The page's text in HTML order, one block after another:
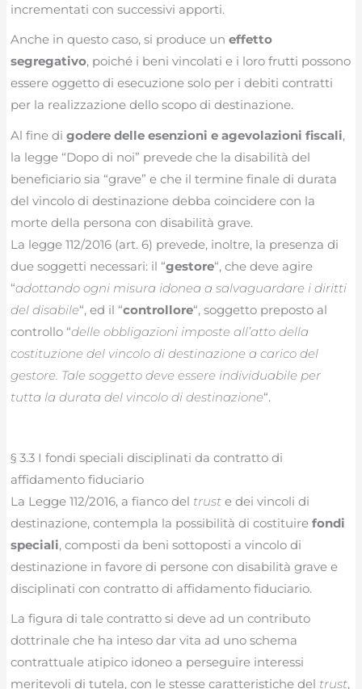
incrementati con successivi apporti.
Anche in questo caso, si produce uneffetto
segregativo, poiché i beni vincolati e i loro frutti possono
essere oggetto di esecuzione solo per i debiti contratti
per la realizzazione dello scopo di destinazione.
Al fine digodere delle esenzioni e agevolazioni fiscali,
la legge “Dopo di noi” prevede che la disabilità del
beneficiario sia “grave” e che il termine finale di durata
del vincolo di destinazione debba coincidere con la
morte della persona con disabilità grave.
La legge 112/2016 (art. 6) prevede, inoltre, la presenza di
due soggetti necessari: il “gestore“, che deve agire
“adottando ogni misura idonea a salvaguardare i diritti
del disabile“, ed il “controllore“, soggetto preposto al
controllo “delle obbligazioni imposte all’atto della
costituzione del vincolo di destinazione a carico del
gestore. Tale soggetto deve essere individuabile per
tutta la durata del vincolo di destinazione“.
§ 3.3 I fondi speciali disciplinati da contratto di
affidamento fiduciario
La Legge 112/2016, a fianco del trust e dei vincoli di
destinazione, contempla la possibilità di costituirefondi
speciali, composti da beni sottoposti a vincolo di
destinazione in favore di persone con disabilità grave e
disciplinati con contratto di affidamento fiduciario.
La figura di tale contratto si deve ad un contributo
dottrinale che ha inteso dar vita ad uno schema
contrattuale atipico idoneo a perseguire interessi
meritevoli di tutela, con le stesse caratteristiche del trust,